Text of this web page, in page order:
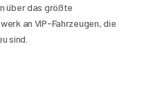
über das größte
an VIP-Fahrzeugen, die
sind.